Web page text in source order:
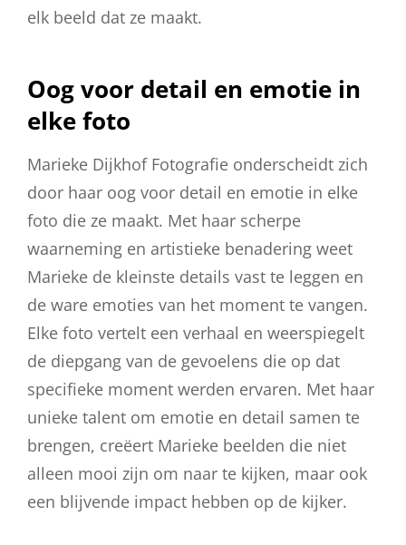
elk beeld dat ze maakt.
Oog voor detail en emotie in
elke foto
Marieke Dijkhof Fotografie onderscheidt zich
door haar oog voor detail en emotie in elke
foto die ze maakt. Met haar scherpe
waarneming en artistieke benadering weet
Marieke de kleinste details vast te leggen en
de ware emoties van het moment te vangen.
Elke foto vertelt een verhaal en weerspiegelt
de diepgang van de gevoelens die op dat
specifieke moment werden ervaren. Met haar
unieke talent om emotie en detail samen te
brengen, creëert Marieke beelden die niet
alleen mooi zijn om naar te kijken, maar ook
een blijvende impact hebben op de kijker.